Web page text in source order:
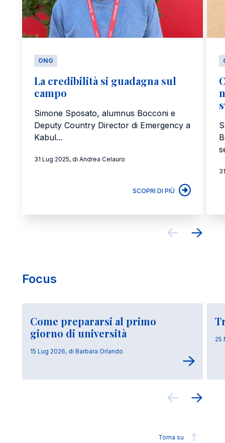
ONG
La credibilità si guadagna sul
campo
Simone Sposato, alumnus Bocconi e
Deputy Country Director di Emergency a
Kabul...
31 Lug 2025, di Andrea Celauro
SCOPRI DI PIÙ
Focus
Come prepararsi al primo
giorno di università
15 Lug 2026, di Barbara Orlando
25
Torna su